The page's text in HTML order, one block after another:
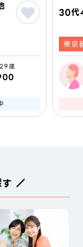
歳
30代
東京
す ／